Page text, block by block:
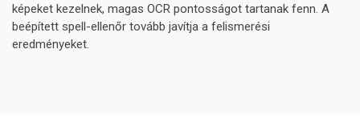
képeket kezelnek, magas OCR pontosságot tartanak fenn. A
beépített spell-ellenőr tovább javítja a felismerési
eredményeket.